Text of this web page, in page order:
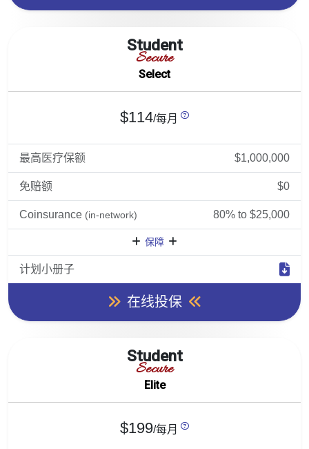
Student
Secure
Select
$114/每月
最高医疗保额 $1,000,000
免赔额 $0
Coinsurance (in-network) 80% to $25,000
保障
计划小册子
在线投保
Student
Secure
Elite
$199/每月